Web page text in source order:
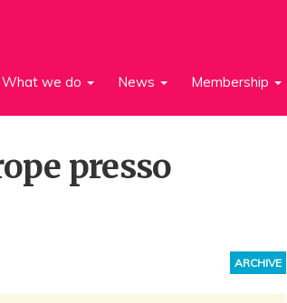
What we do News Membership
presso
ARCHIVE